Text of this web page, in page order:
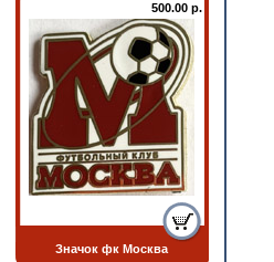
500.00 р.
Значок фк Москва